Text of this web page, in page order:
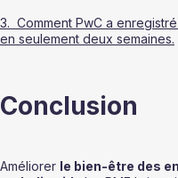
3.  Comment PwC a
en seulement deux semaines.
Conclusion
Améliorer le bien-être des